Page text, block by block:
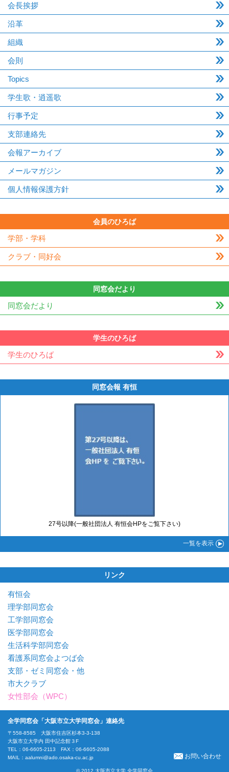
会長挨拶
沿革
組織
会則
Topics
学生歌・逍遥歌
行事予定
支部連絡先
会報アーカイブ
メールマガジン
個人情報保護方針
会員のひろば
学部・学科
クラブ・同好会
同窓会だより
同窓会だより
学生のひろば
学生のひろば
同窓会報 有恒
27号以降(一般社団法人 有恒会HPをご覧下さい)
一覧を表示
リンク
有恒会
理学部同窓会
工学部同窓会
医学部同窓会
生活科学部同窓会
看護系同窓会よつば会
支部・ゼミ同窓会・他
市大クラブ
女性部会（WPC）
全学同窓会「大阪市立大学同窓会」連絡先
〒558-8585 大阪市住吉区杉本3-3-138
大阪市立大学内 田中記念館３F
TEL：06-6605-2113 FAX：06-6605-2088
MAIL： aalumni@ado.osaka-cu.ac.jp お問い合わせ
© 2012 大阪市立大学 全学同窓会